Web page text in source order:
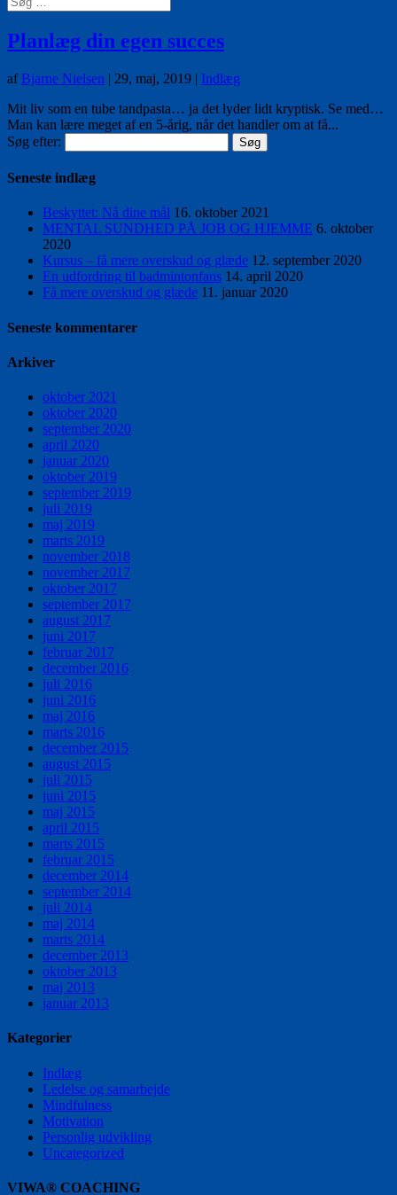
Planlæg din egen succes
af Bjarne Nielsen | 29, maj, 2019 | Indlæg
Mit liv som en tube tandpasta… ja det lyder lidt kryptisk. Se med…
Man kan lære meget af en 5-årig, når det handler om at få...
Søg efter:
Seneste indlæg
Beskyttet: Nå dine mål 16. oktober 2021
MENTAL SUNDHED PÅ JOB OG HJEMME 6. oktober
2020
Kursus – få mere overskud og glæde 12. september 2020
En udfordring til badmintonfans 14. april 2020
Få mere overskud og glæde 11. januar 2020
Seneste kommentarer
Arkiver
oktober 2021
oktober 2020
september 2020
april 2020
januar 2020
oktober 2019
september 2019
juli 2019
maj 2019
marts 2019
november 2018
november 2017
oktober 2017
september 2017
august 2017
juni 2017
februar 2017
december 2016
juli 2016
juni 2016
maj 2016
marts 2016
december 2015
august 2015
juli 2015
juni 2015
maj 2015
april 2015
marts 2015
februar 2015
december 2014
september 2014
juli 2014
maj 2014
marts 2014
december 2013
oktober 2013
maj 2013
januar 2013
Kategorier
Indlæg
Ledelse og samarbejde
Mindfulness
Motivation
Personlig udvikling
Uncategorized
VIWA® COACHING